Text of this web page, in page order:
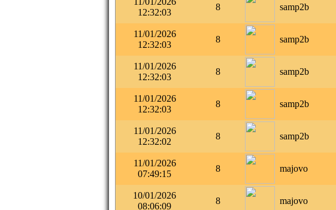
12:32:03
8 samp2b
11/01/2026
12:32:03
8 samp2b
11/01/2026
12:32:03
8 samp2b
11/01/2026
12:32:03
8 samp2b
11/01/2026
12:32:02
8 samp2b
11/01/2026
07:49:15
8 majovo
10/01/2026
08:06:09
8 majovo